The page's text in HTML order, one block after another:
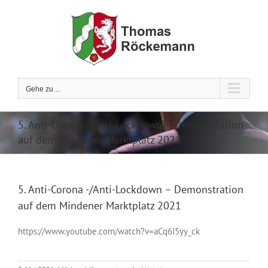
Gehe zu ...
5. Anti-Corona -/Anti-Lockdown – Demonstration
auf dem Mindener Marktplatz 2021
5. Anti-Corona -/Anti-Lockdown – Demonstration
auf dem Mindener Marktplatz 2021
https://www.youtube.com/watch?v=aCq6I5yy_ck